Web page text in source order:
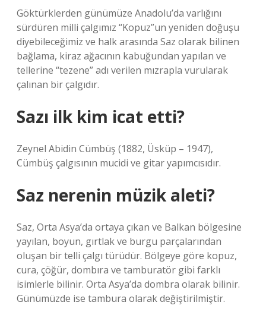
Göktürklerden günümüze Anadolu’da varlığını
sürdüren milli çalgımız “Kopuz”un yeniden doğuşu
diyebileceğimiz ve halk arasında Saz olarak bilinen
bağlama, kiraz ağacının kabuğundan yapılan ve
tellerine “tezene” adı verilen mızrapla vurularak
çalınan bir çalgıdır.
Sazı ilk kim icat etti?
Zeynel Abidin Cümbüş (1882, Üsküp – 1947),
Cümbüş çalgısının mucidi ve gitar yapımcısıdır.
Saz nerenin müzik aleti?
Saz, Orta Asya’da ortaya çıkan ve Balkan bölgesine
yayılan, boyun, gırtlak ve burgu parçalarından
oluşan bir telli çalgı türüdür. Bölgeye göre kopuz,
cura, çöğür, dombıra ve tamburatör gibi farklı
isimlerle bilinir. Orta Asya’da dombra olarak bilinir.
Günümüzde ise tambura olarak değiştirilmiştir.